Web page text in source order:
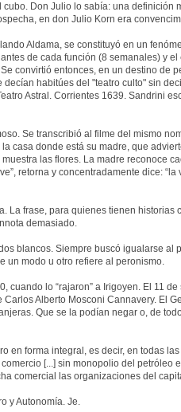
Don Julio lo sabía: una definición
en don Julio Korn era
Aldama, se constituyó en un
de cada función (8 semanales) y
convirtió entonces, en un destino de
habitúes del "teatro culto" sin
Astral. Corrientes 1639. Sandrini
Se transcribió al filme del mismo
casa donde está su madre, que
las flores. La madre reconoce
retorna y concentradamente dice:
La frase, para quienes tienen historias
demasiado.
blancos. Siempre buscó igualarse al
un modo u otro refiere al peronismo.
cuando lo “rajaron” a Irigoyen. El 11
Alberto Mosconi Cannavery. El
Que se la podían negar o, de
en forma integral, es decir, en todas
[...] sin monopolio del petróleo
comercial las organizaciones del
y Autonomía. Je.